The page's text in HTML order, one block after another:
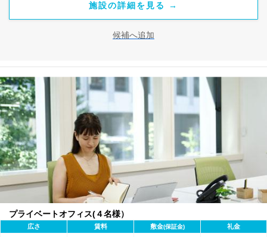
施設の詳細を見る →
候補へ追加
プライベートオフィス(４名様）
広さ 賃料 敷金(保証金) 礼金